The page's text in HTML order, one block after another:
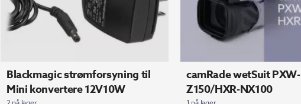
Blackmagic strømforsyning til
Mini konvertere 12V10W
camRade wetSuit PXW-
Z150/HXR-NX100